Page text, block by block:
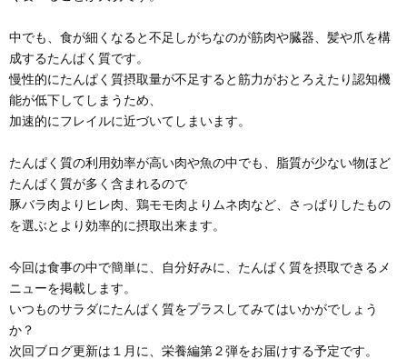
中でも、食が細くなると不足しがちなのが筋肉や臓器、髪や爪を構
成するたんぱく質です。
慢性的にたんぱく質摂取量が不足すると筋力がおとろえたり認知機
能が低下してしまうため、
加速的にフレイルに近づいてしまいます。
たんぱく質の利用効率が高い肉や魚の中でも、脂質が少ない物ほど
たんぱく質が多く含まれるので
豚バラ肉よりヒレ肉、鶏モモ肉よりムネ肉など、さっぱりしたもの
を選ぶとより効率的に摂取出来ます。
今回は食事の中で簡単に、自分好みに、たんぱく質を摂取できるメ
ニューを掲載します。
いつものサラダにたんぱく質をプラスしてみてはいかがでしょう
か？
次回ブログ更新は１月に、栄養編第２弾をお届けする予定です。